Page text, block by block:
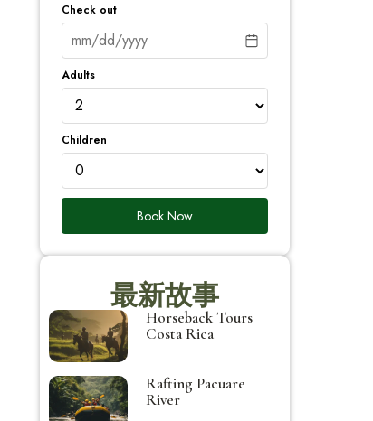
Check out
Adults
Children
Book Now
最新故事
Horseback Tours
Costa Rica
Rafting Pacuare
River